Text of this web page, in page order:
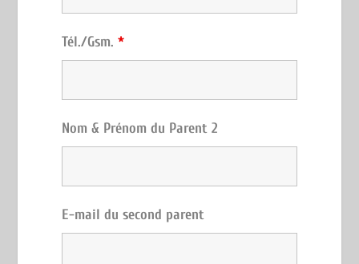
Tél./Gsm.*
Nom & Prénom du Parent 2
E-mail du second parent